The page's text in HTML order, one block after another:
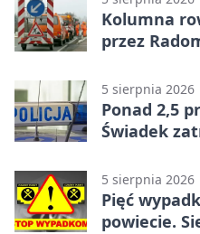
Kolumna
przez
5 sierpnia 2026
Ponad 2,5
Świadek
5 sierpnia 2026
Pięć
powiecie.